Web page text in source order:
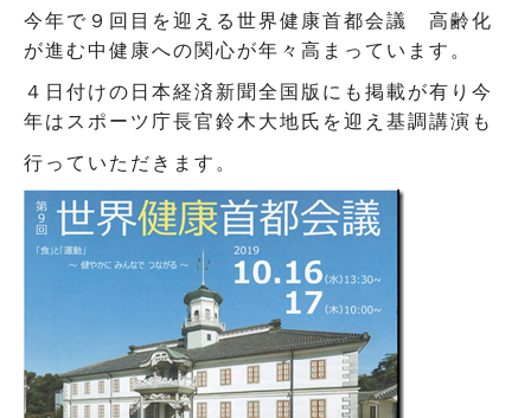
今年で９回目を迎える世界健康首都会議 高齢化
が進む中健康への関心が年々高まっています。
４日付けの日本経済新聞全国版にも掲載が有り今
年はスポーツ庁長官鈴木大地氏を迎え基調講演も
行っていただきます。